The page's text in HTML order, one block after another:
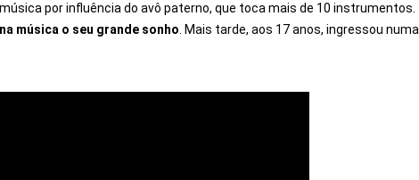
por influência do avô paterno, que toca mais de 10 instrumentos.
música o seu grande sonho . Mais tarde, aos 17 anos, ingressou numa